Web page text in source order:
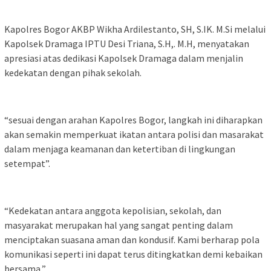
Kapolres Bogor AKBP Wikha Ardilestanto, SH, S.IK. M.Si melalui
Kapolsek Dramaga IPTU Desi Triana, S.H,. M.H, menyatakan
apresiasi atas dedikasi Kapolsek Dramaga dalam menjalin
kedekatan dengan pihak sekolah.
“sesuai dengan arahan Kapolres Bogor, langkah ini diharapkan
akan semakin memperkuat ikatan antara polisi dan masarakat
dalam menjaga keamanan dan ketertiban di lingkungan
setempat”.
“Kedekatan antara anggota kepolisian, sekolah, dan
masyarakat merupakan hal yang sangat penting dalam
menciptakan suasana aman dan kondusif. Kami berharap pola
komunikasi seperti ini dapat terus ditingkatkan demi kebaikan